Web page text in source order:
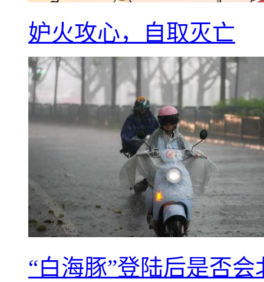
妒火攻心，自取灭亡
“白海豚”登陆后是否